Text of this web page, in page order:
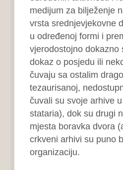
medijum za bilježenje
vrsta srednjevjekovne
u određenoj formi i
vjerodostojno dokazno
dokaz o posjedu ili
čuvaju sa ostalim
tezaurisanoj,
čuvali su svoje arhive
stataria), dok su drugi
mjesta boravka dvora
crkveni arhivi su puno
organizaciju.